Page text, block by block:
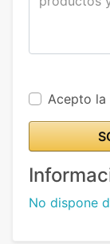
Acepto la
No dispone